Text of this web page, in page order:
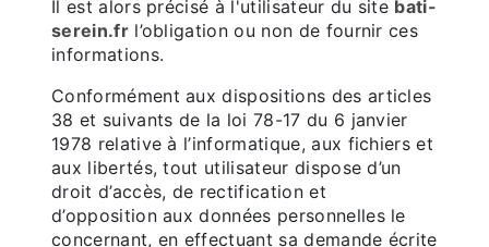
Il est alors précisé à l'utilisateur du site bati-
serein.frl’obligation ou non de fournir ces
informations.
Conformément aux dispositions des articles
38 et suivants de la loi 78-17 du 6 janvier
1978 relative à l’informatique, aux fichiers et
aux libertés, tout utilisateur dispose d’un
droit d’accès, de rectification et
d’opposition aux données personnelles le
concernant, en effectuant sa demande écrite